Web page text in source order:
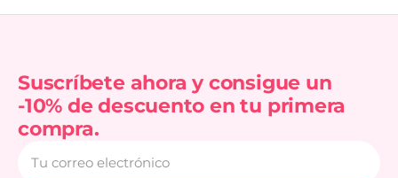
Suscríbete ahora y consigue un
-10% de descuento en tu primera
compra.
correo
electrónico